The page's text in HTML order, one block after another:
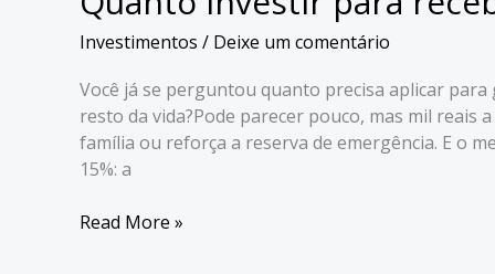
Investimentos / Deixe um comentário
Você já se perguntou quanto precisa aplicar
resto da vida?Pode parecer pouco, mas mil reais
família ou reforça a reserva de emergência. E o
15%: a
Quanto
Read More »